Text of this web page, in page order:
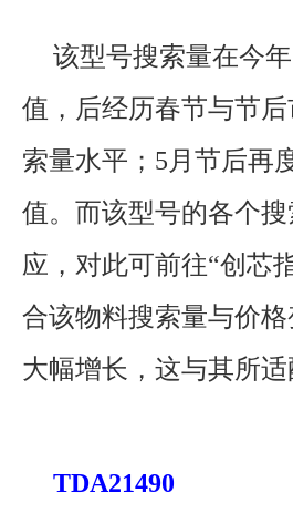
该型号搜索量在今
值，后经历春节与节
索量水平；5月节后再
值。而该型号的各个
应，对此可前往“创芯
合该物料搜索量与价
大幅增长，这与其所
TDA21490